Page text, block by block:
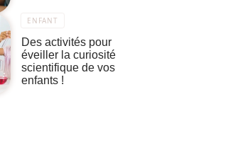
ENFANT
Des activités pour
éveiller la curiosité
scientifique de vos
enfants !